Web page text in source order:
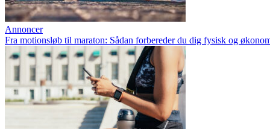
Annoncer
Fra motionsløb til maraton: Sådan forbereder du dig fysisk og